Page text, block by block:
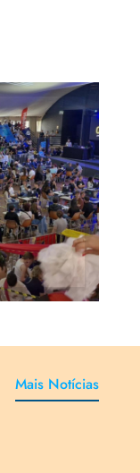
Mais Notícias